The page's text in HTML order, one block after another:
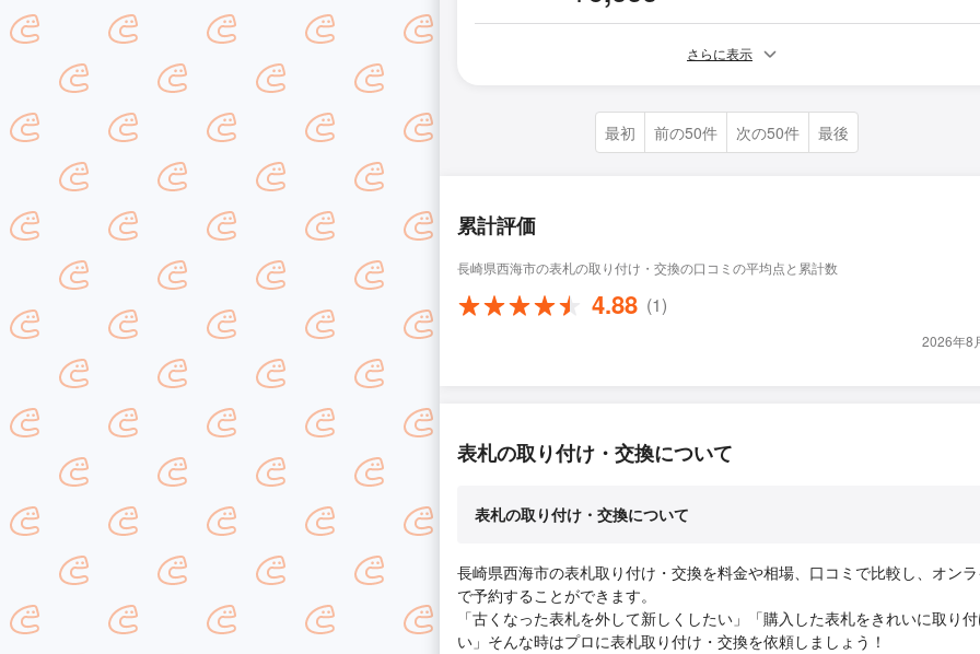
さらに表示
最初 前の50件 次の50件 最後
累計評価
長崎県西海市の表札の取り付け・交換の口コミの平均点と累計数
4.88 (1)
2026年8
表札の取り付け・交換について
表札の取り付け・交換について
長崎県西海市の表札取り付け・交換を料金や相場、口コミで比較し、オン
で予約することができます。
「古くなった表札を外して新しくしたい」「購入した表札をきれいに取り
い」そんな時はプロに表札取り付け・交換を依頼しましょう！